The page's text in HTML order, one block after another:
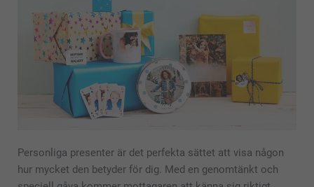
Personliga presenter är det perfekta sättet att visa någon
hur mycket den betyder för dig. Med en genomtänkt och